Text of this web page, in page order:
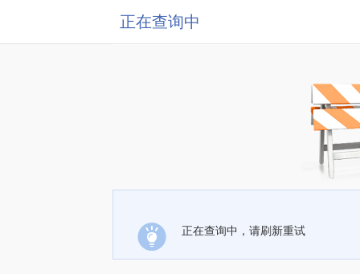
正在查询中
正在查询中，请刷新重试